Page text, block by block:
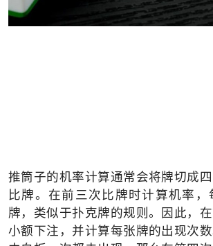
推筒子的机率计算通常会将牌切成
比牌。在前三次比牌时计算机率
牌，类似于扑克牌的规则。因此，
小额下注，并计算每张牌的出现次